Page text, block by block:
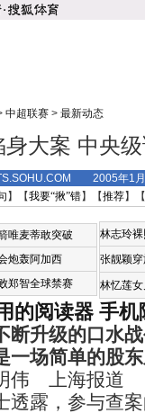
中超联赛 > 最新动态
大案 中央
2005年1
】【我要“揪”错】【推荐】
唯麦蒂敢突破
炮轰阿加西
郑智全球禁赛
林志玲
张靓颖
林忆莲
的阅读器 手机
断升级的口水
一场简单的股
上海报道
露，参与查案